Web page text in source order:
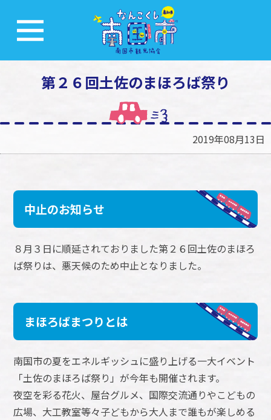
第２６回土佐のまほろば祭り
2019年08月13日
中止のお知らせ
８月３日に順延されておりました第２６回土佐のまほろ
ば祭りは、悪天候のため中止となりました。
まほろばまつりとは
南国市の夏をエネルギッシュに盛り上げる一大イベント
「土佐のまほろば祭り」が今年も開催されます。
夜空を彩る花火、屋台グルメ、国際交流通りやこどもの
広場、大工教室等々子どもから大人まで誰もが楽しめる